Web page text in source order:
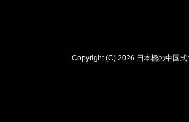
Copyright (C) 2026 日本橋の中国